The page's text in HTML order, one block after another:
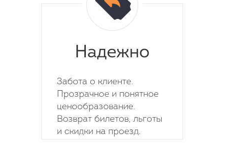
Надежно
Забота о клиенте.
Прозрачное и понятное
ценообразование.
Возврат билетов, льготы
и скидки на проезд.